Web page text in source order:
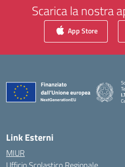
Scarica la nostra
App Store
Link Esterni
MIUR